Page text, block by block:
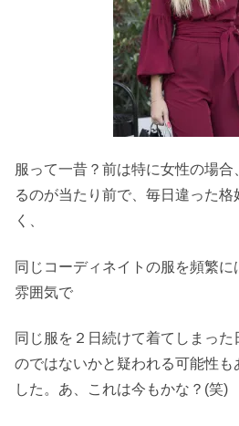
服って一昔？前は特に女性の場
るのが当たり前で、毎日違った
く、
同じコーディネイトの服を頻繁
雰囲気で
同じ服を２日続けて着てしまっ
のではないかと疑われる可能性
した。あ、これは今もかな？(笑)